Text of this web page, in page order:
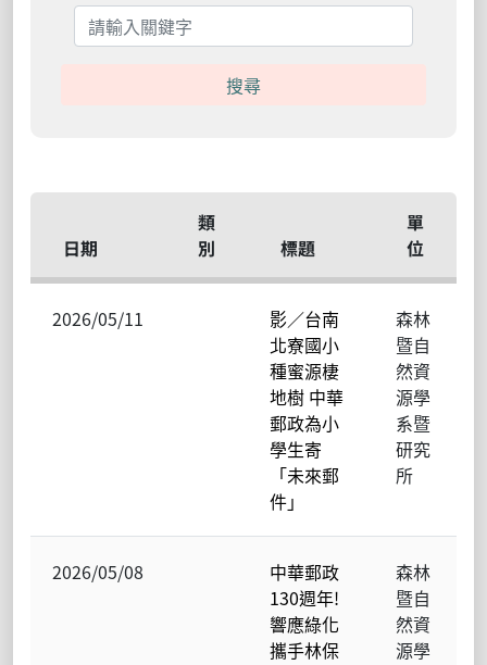
日期
類
別
標題
單
位
2026/05/11
影／台南
北寮國小
種蜜源棲
地樹 中華
郵政為小
學生寄
「未來郵
件」
森林
暨自
然資
源學
系暨
研究
所
2026/05/08
中華郵政
130週年!
響應綠化
攜手林保
森林
暨自
然資
源學